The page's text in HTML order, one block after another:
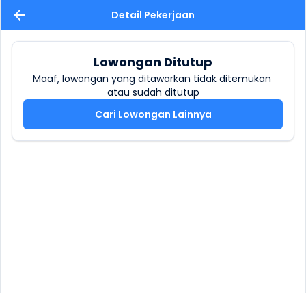
Detail Pekerjaan
Lowongan Ditutup
Maaf, lowongan yang ditawarkan tidak ditemukan
atau sudah ditutup
Cari Lowongan Lainnya